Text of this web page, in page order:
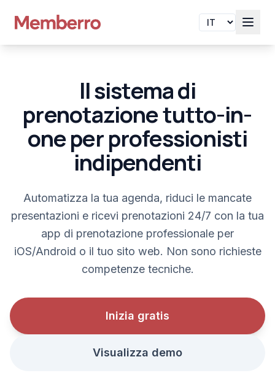
Il sistema di
prenotazione tutto-in-
one per professionisti
indipendenti
Automatizza la tua agenda, riduci le mancate
presentazioni e ricevi prenotazioni 24/7 con la tua
app di prenotazione professionale per
iOS/Android o il tuo sito web. Non sono richieste
competenze tecniche.
Inizia gratis
Visualizza demo